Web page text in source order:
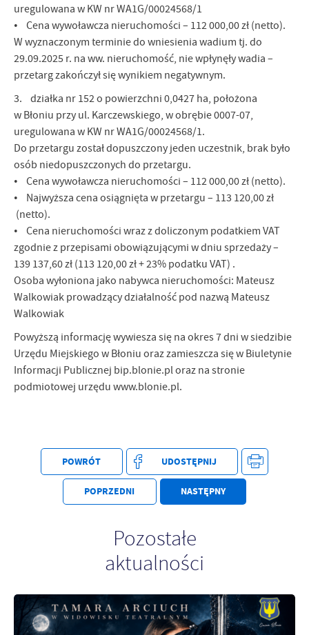
uregulowana w KW nr WA1G/00024568/1
• Cena wywoławcza nieruchomości – 112 000,00 zł (netto).
W wyznaczonym terminie do wniesienia wadium tj. do
29.09.2025 r. na ww. nieruchomość, nie wpłynęły wadia –
przetarg zakończył się wynikiem negatywnym.
3. działka nr 152 o powierzchni 0,0427 ha, położona
w Błoniu przy ul. Karczewskiego, w obrębie 0007-07,
uregulowana w KW nr WA1G/00024568/1.
Do przetargu został dopuszczony jeden uczestnik, brak było
osób niedopuszczonych do przetargu.
• Cena wywoławcza nieruchomości – 112 000,00 zł (netto).
• Najwyższa cena osiągnięta w przetargu – 113 120,00 zł
(netto).
• Cena nieruchomości wraz z doliczonym podatkiem VAT
zgodnie z przepisami obowiązującymi w dniu sprzedaży –
139 137,60 zł (113 120,00 zł + 23% podatku VAT) .
Osoba wyłoniona jako nabywca nieruchomości: Mateusz
Walkowiak prowadzący działalność pod nazwą Mateusz
Walkowiak
Powyższą informację wywiesza się na okres 7 dni w siedzibie
Urzędu Miejskiego w Błoniu oraz zamieszcza się w Biuletynie
Informacji Publicznej bip.blonie.pl oraz na stronie
podmiotowej urzędu www.blonie.pl.
POWRÓT UDOSTĘPNIJ
POPRZEDNI NASTĘPNY
Pozostałe
aktualności